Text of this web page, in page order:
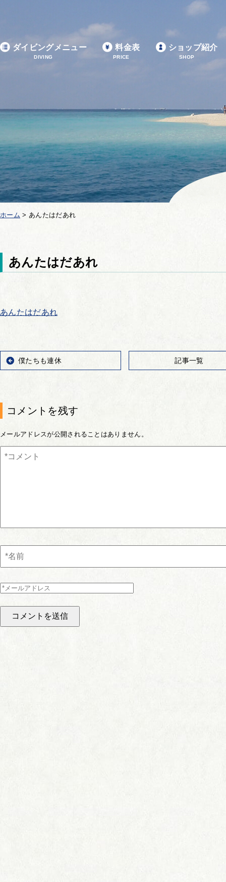
ダイビングメニュー
DIVING
料金表
PRICE
ショップ紹介
SHOP
ホーム > あんたはだあれ
あんたはだあれ
あんたはだあれ
僕たちも連休 記事一覧
コメントを残す
メールアドレスが公開されることはありません。